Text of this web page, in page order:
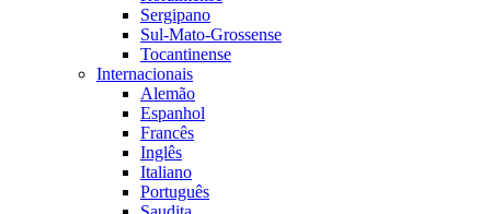
Sergipano
Sul-Mato-Grossense
Tocantinense
Internacionais
Alemão
Espanhol
Francês
Inglês
Italiano
Português